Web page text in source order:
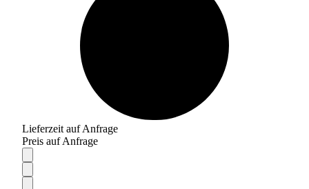
Lieferzeit auf Anfrage
Preis auf Anfrage